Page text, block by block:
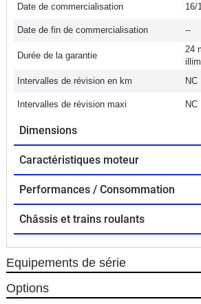
Date de commercialisation 16/
Date de fin de commercialisation --
Durée de la garantie
24
Intervalles de révision en km
NC
Intervalles de révision maxi NC
Dimensions
Caractéristiques moteur
Performances / Consommation
Châssis et trains roulants
Equipements de série
Options